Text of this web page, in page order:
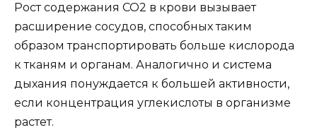
Рост содержания CO2 в крови вызывает
расширение сосудов, способных таким
образом транспортировать больше кислорода
к тканям и органам. Аналогично и система
дыхания понуждается к большей активности,
если концентрация углекислоты в организме
растет.